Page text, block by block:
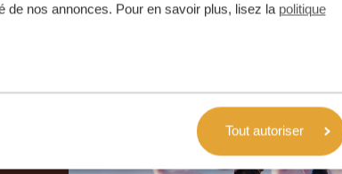
de nos annonces. Pour en savoir plus, lisez la politique
Tout autoriser